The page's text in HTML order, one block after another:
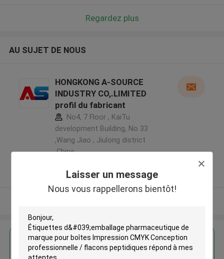
Laisser un message
Nous vous rappellerons bientôt!
Regardez plus
AU SUJET DE NOUS
HONGKONG A-SOURCE
INDUSTRY CO,.LIMITED
profil du fabricant
No4, 7 Floor , KaiTu
development Building, No 33
,Wang Jiao , Jiulong district
,Chine
Fournisseur vérifié